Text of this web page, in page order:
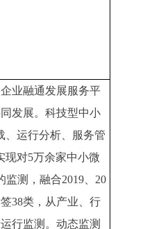
业融通发展服务平
发展。科技型中小
、运行分析、服务管
现对5万余家中小微
监测，融合2019、20
38类，从产业、行
行监测。动态监测